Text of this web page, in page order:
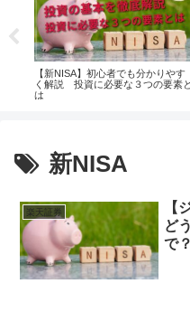
【新NISA】初心者でも分かりやす
く解説 投資に必要な３つの要素と
は
新NISA
楽天証券
【
ど
で？